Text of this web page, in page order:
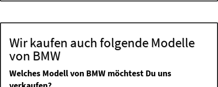
Wir kaufen auch folgende Modelle
von BMW
Welches Modell von BMW möchtest Du uns